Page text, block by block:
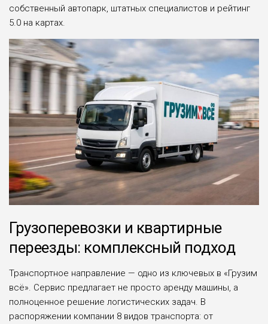
собственный автопарк, штатных специалистов и рейтинг
5.0 на картах.
Грузоперевозки и квартирные
переезды: комплексный подход
Транспортное направление — одно из ключевых в «Грузим
всё». Сервис предлагает не просто аренду машины, а
полноценное решение логистических задач. В
распоряжении компании 8 видов транспорта: от